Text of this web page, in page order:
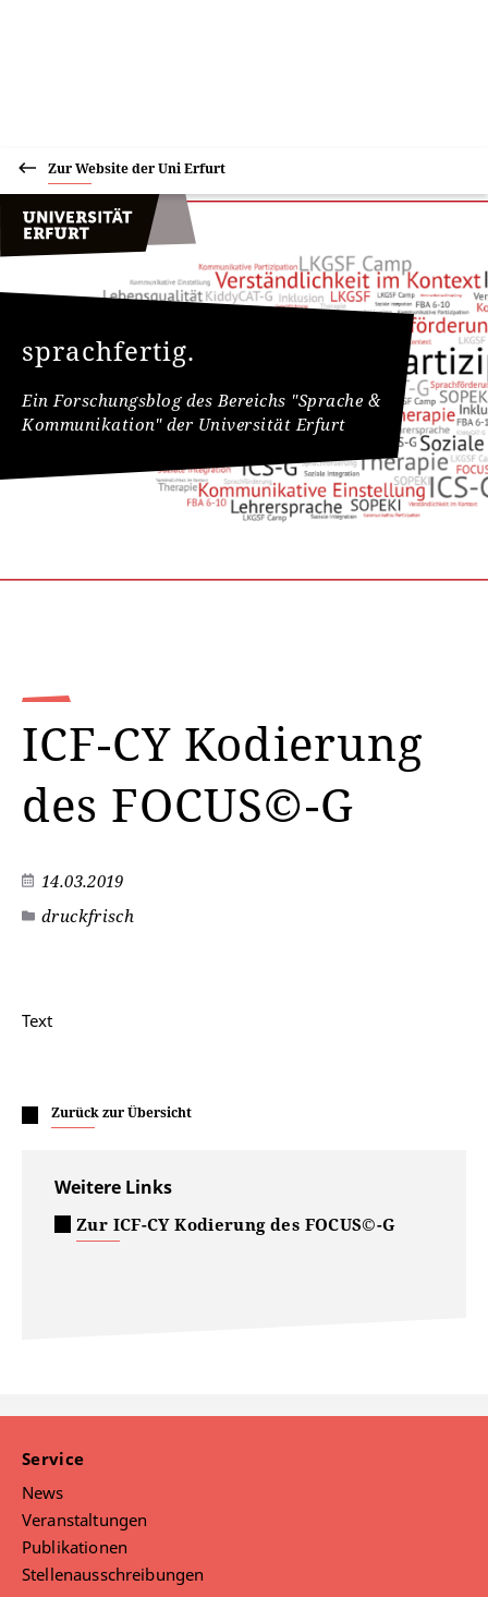
Zur Website der Uni Erfurt
sprachfertig.
Ein Forschungsblog des Bereichs "Sprache &
Kommunikation" der Universität Erfurt
ICF-CY Kodierung
des FOCUS©-G
14.03.2019
druckfrisch
Text
Zurück zur Übersicht
Weitere Links
Zur ICF-CY Kodierung des FOCUS©-G
Service
News
Veranstaltungen
Publikationen
Stellenausschreibungen